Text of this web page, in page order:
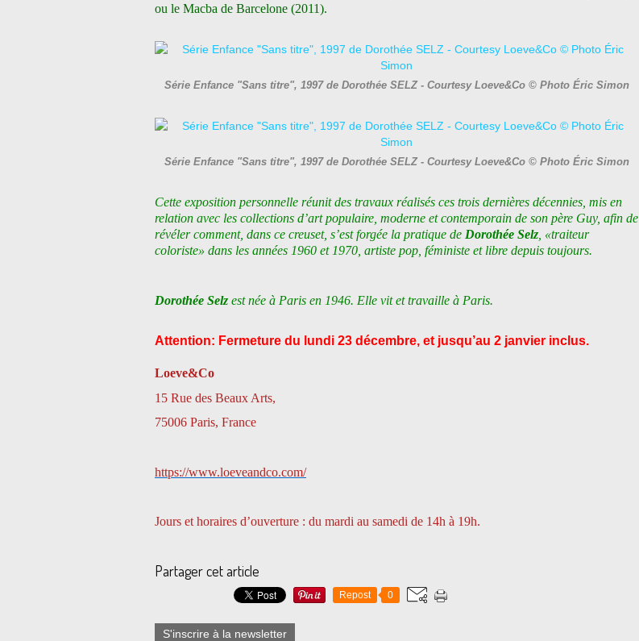
ou le Macba de Barcelone (2011).
Série Enfance "Sans titre", 1997 de Dorothée SELZ - Courtesy Loeve&Co © Photo Éric Simon
Série Enfance "Sans titre", 1997 de Dorothée SELZ - Courtesy Loeve&Co © Photo Éric Simon
Cette exposition personnelle réunit des travaux réalisés ces trois dernières décennies, mis en
relation avec les collections d’art populaire, moderne et contemporain de son père Guy, afin de
révéler comment, dans ce creuset, s’est forgée la pratique de Dorothée Selz , «traiteur
coloriste» dans les années 1960 et 1970, artiste pop, féministe et libre depuis toujours.
Dorothée Selz est née à Paris en 1946. Elle vit et travaille à Paris.
Attention: Fermeture du lundi 23 décembre, et jusqu’au 2 janvier inclus.
Loeve&Co
15 Rue des Beaux Arts,
75006 Paris, France
https://www.loeveandco.com/
Jours et horaires d’ouverture : du mardi au samedi de 14h à 19h.
Partager cet article
Repost 0
S'inscrire à la newsletter